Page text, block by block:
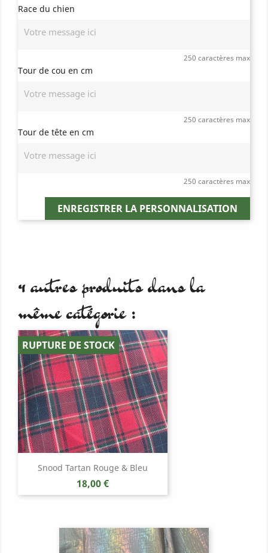
Race du chien
250 caractères max
Tour de cou en cm
250 caractères max
Tour de tête en cm
250 caractères max
ENREGISTRER LA PERSONNALISATION
4 autres produits dans la
même catégorie :
Snood Tartan Rouge & Bleu
Prix
18,00 €
RUPTURE DE STOCK